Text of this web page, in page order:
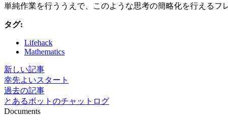
単純作業を行ううえで、このような思考の簡略化を行えるフ
タグ:
Lifehack
Mathematics
新しい記事
幸先よいスタート
過去の記事
とあるボットのチャットログ
Documents